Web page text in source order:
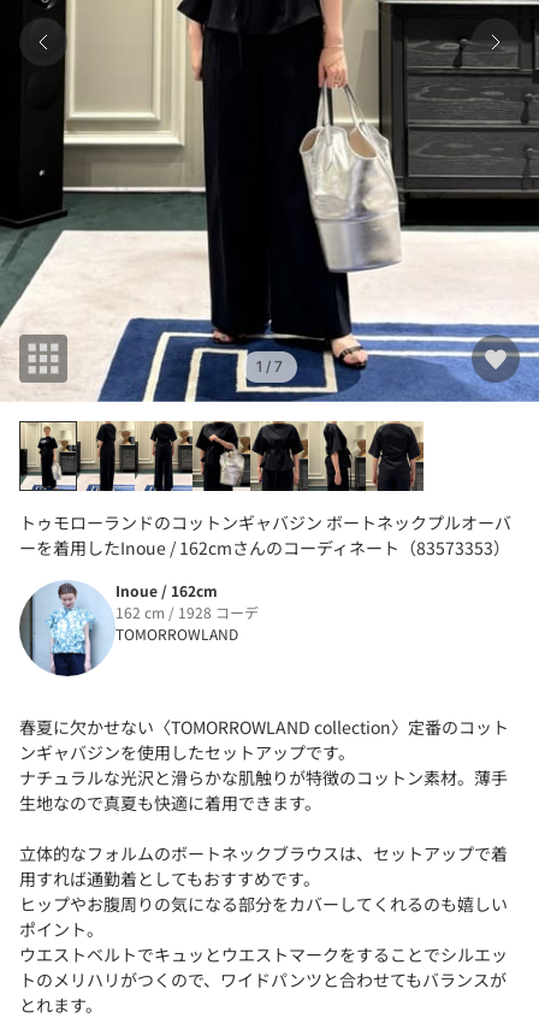
1 / 7
トゥモローランドのコットンギャバジン ボートネックプルオーバ
ーを着用したInoue / 162cmさんのコーディネート（83573353）
Inoue / 162cm
162 cm / 1928 コーデ
TOMORROWLAND
春夏に欠かせない〈TOMORROWLAND collection〉定番のコット
ンギャバジンを使用したセットアップです。
ナチュラルな光沢と滑らかな肌触りが特徴のコットン素材。薄手
生地なので真夏も快適に着用できます。
立体的なフォルムのボートネックブラウスは、セットアップで着
用すれば通勤着としてもおすすめです。
ヒップやお腹周りの気になる部分をカバーしてくれるのも嬉しい
ポイント。
ウエストベルトでキュッとウエストマークをすることでシルエッ
トのメリハリがつくので、ワイドパンツと合わせてもバランスが
とれます。